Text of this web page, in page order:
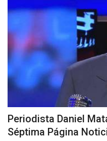
Crónica
Policial
Tribunales
Deporte
Política
Espectáculos
Periodista Daniel
Séptima Página